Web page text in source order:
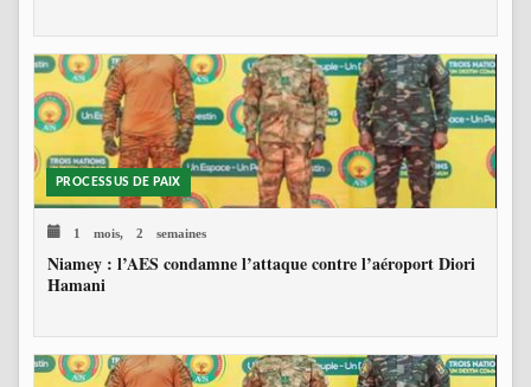
PROCESSUS DE PAIX
1 mois, 2 semaines
Niamey : l’AES condamne l’attaque contre l’aéroport Diori
Hamani